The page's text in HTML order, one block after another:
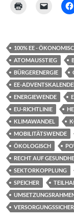
100% EE -
ATOMAUSSTIEG
BÜRGERENERGIE
EE-
ENERGIEWENDE
EU-RICHTLINIE
KLIMAWANDEL
MOBILITÄTSWENDE
ÖKOLOGISCH
RECHT AUF
SEKTORKOPPLUNG
SPEICHER